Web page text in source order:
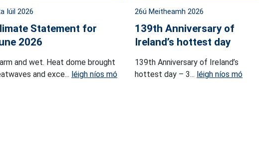
Iúil 2026
Statement for
2026
and wet. Heat dome brought
and exce... léigh níos mó
26ú Meitheamh 2026
139th Anniversary of
Ireland’s hottest day
139th Anniversary of Ireland’s
hottest day – 3... léigh níos mó